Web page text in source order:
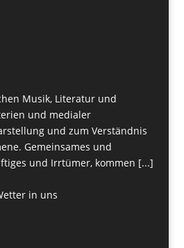
Musik, Literatur und
und medialer
und zum Verständnis
Gemeinsames und
und Irrtümer, kommen [...]
in uns